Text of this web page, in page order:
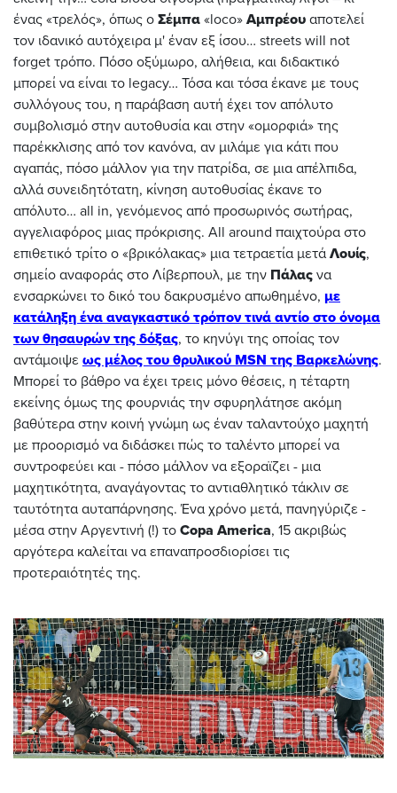
ένας «τρελός», όπως ο Σέμπα «loco» Αμπρέου αποτελεί
τον ιδανικό αυτόχειρα μ' έναν εξ ίσου… streets will not
forget τρόπο. Πόσο οξύμωρο, αλήθεια, και διδακτικό
μπορεί να είναι το legacy… Τόσα και τόσα έκανε με τους
συλλόγους του, η παράβαση αυτή έχει τον απόλυτο
συμβολισμό στην αυτοθυσία και στην «ομορφιά» της
παρέκκλισης από τον κανόνα, αν μιλάμε για κάτι που
αγαπάς, πόσο μάλλον για την πατρίδα, σε μια απέλπιδα,
αλλά συνειδητότατη, κίνηση αυτοθυσίας έκανε το
απόλυτο… all in, γενόμενος από προσωρινός σωτήρας,
αγγελιαφόρος μιας πρόκρισης. All around παιχτούρα στο
επιθετικό τρίτο ο «βρικόλακας» μια τετραετία μετά Λουίς,
σημείο αναφοράς στο Λίβερπουλ, με την Πάλας να
ενσαρκώνει το δικό του δακρυσμένο απωθημένο, με
κατάληξη ένα αναγκαστικό τρόπον τινά αντίο στο όνομα
των θησαυρών της δόξας, το κηνύγι της οποίας τoν
αντάμοιψε ως μέλος του θρυλικού MSN της Βαρκελώνης.
Μπορεί το βάθρο να έχει τρεις μόνο θέσεις, η τέταρτη
εκείνης όμως της φουρνιάς την σφυρηλάτησε ακόμη
βαθύτερα στην κοινή γνώμη ως έναν ταλαντούχο μαχητή
με προορισμό να διδάσκει πώς το ταλέντο μπορεί να
συντροφεύει και - πόσο μάλλον να εξοραϊζει - μια
μαχητικότητα, αναγάγοντας το αντιαθλητικό τάκλιν σε
ταυτότητα αυταπάρνησης. Ένα χρόνο μετά, πανηγύριζε -
μέσα στην Αργεντινή (!) το Copa America, 15 ακριβώς
αργότερα καλείται να επαναπροσδιορίσει τις
προτεραιότητές της.